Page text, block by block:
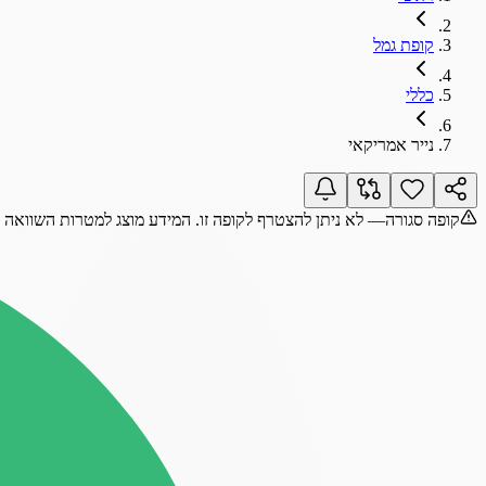
קופת גמל
כללי
נייר אמריקאי
קופה סגורה— לא ניתן להצטרף לקופה זו. המידע מוצג למטרות